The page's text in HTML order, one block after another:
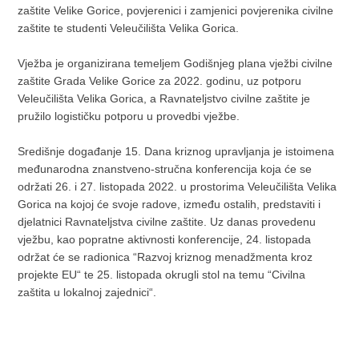
zaštite Velike Gorice, povjerenici i zamjenici povjerenika civilne
zaštite te studenti Veleučilišta Velika Gorica.
Vježba je organizirana temeljem Godišnjeg plana vježbi civilne
zaštite Grada Velike Gorice za 2022. godinu, uz potporu
Veleučilišta Velika Gorica, a Ravnateljstvo civilne zaštite je
pružilo logističku potporu u provedbi vježbe.
Središnje događanje 15. Dana kriznog upravljanja je istoimena
međunarodna znanstveno-stručna konferencija koja će se
održati 26. i 27. listopada 2022. u prostorima Veleučilišta Velika
Gorica na kojoj će svoje radove, između ostalih, predstaviti i
djelatnici Ravnateljstva civilne zaštite. Uz danas provedenu
vježbu, kao popratne aktivnosti konferencije, 24. listopada
održat će se radionica “Razvoj kriznog menadžmenta kroz
projekte EU“ te 25. listopada okrugli stol na temu “Civilna
zaštita u lokalnoj zajednici“.